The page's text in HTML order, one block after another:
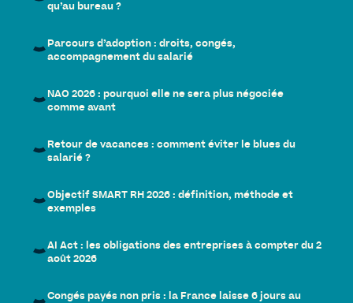
qu’au bureau ?
Parcours d’adoption : droits, congés,
accompagnement du salarié
NAO 2026 : pourquoi elle ne sera plus négociée
comme avant
Retour de vacances : comment éviter le blues du
salarié ?
Objectif SMART RH 2026 : définition, méthode et
exemples
AI Act : les obligations des entreprises à compter du 2
août 2026
Congés payés non pris : la France laisse 6 jours au